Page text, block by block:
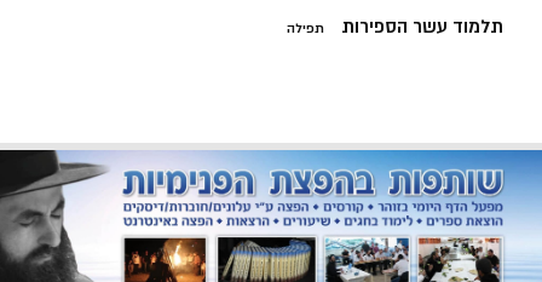
תלמוד עשר הספירות תפילה